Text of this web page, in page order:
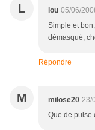
L lou 05/06/
Simple et
démasqué,
Répondre
M milose20 23/
Que de pulse